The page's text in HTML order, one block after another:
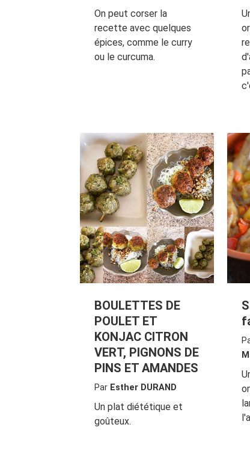
On peut corser la
recette avec quelques
épices, comme le curry
ou le curcuma.
BOULETTES DE
POULET ET
KONJAC CITRON
VERT, PIGNONS DE
PINS ET AMANDES
Par Esther DURAND
Un plat diététique et
goûteux.